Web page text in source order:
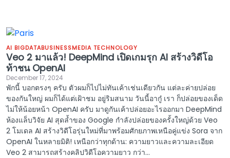
AI BIGDATABUSINESSMEDIA TECHNOLOGY
Veo 2 มาแล้ว! DeepMind เปิดเกมรุก AI สร้างวิดีโอ
ท้าชน OpenAI
December 17, 2024
พักนี้ บอกตรงๆ ครับ ตัวผมก็ไปไม่ทันเค้าเช่นเดียวกัน แต่ละค่ายปล่อย
ของกันใหญ่ ผมก็ได้แต่เฝ้าชม อยู่ริมสนาม วันนี้อากู๋ เรา ก็ปล่อยของเด็ด
ไม่ให้น้อยหน้า OpenAI ครับ มาดูกันเค้าปล่อยอะไรออกมา DeepMind
ห้องแล็บวิจัย AI สุดล้ำของ Google กำลังปล่อยของครั้งใหญ่ด้วย Veo
2 โมเดล AI สร้างวิดีโอรุ่นใหม่ที่มาพร้อมศักยภาพเหนือคู่แข่ง Sora จาก
OpenAI ในหลายมิติ! เหนือกว่าทุกด้าน: ความยาวและความละเอียด
Veo 2 สามารถสร้างคลิปวิดีโอความยาว กว่า...